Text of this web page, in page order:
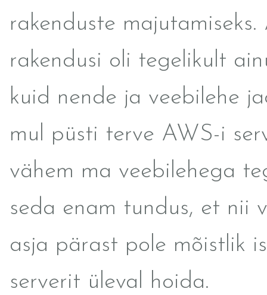
rakenduste majutamiseks.
rakendusi oli tegelikult
kuid nende ja veebilehe
mul püsti terve AWS-i
vähem ma veebilehega
seda enam tundus, et nii
asja pärast pole mõistlik
serverit üleval hoida.